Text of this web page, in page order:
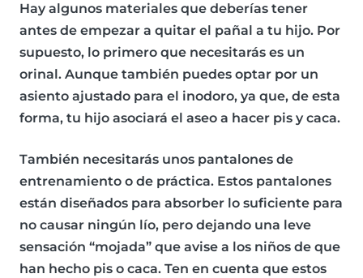
Hay algunos materiales que deberías tener
antes de empezar a quitar el pañal a tu hijo. Por
supuesto, lo primero que necesitarás es un
orinal. Aunque también puedes optar por un
asiento ajustado para el inodoro, ya que, de esta
forma, tu hijo asociará el aseo a hacer pis y caca.
También necesitarás unos pantalones de
entrenamiento o de práctica. Estos pantalones
están diseñados para absorber lo suficiente para
no causar ningún lío, pero dejando una leve
sensación “mojada” que avise a los niños de que
han hecho pis o caca. Ten en cuenta que estos